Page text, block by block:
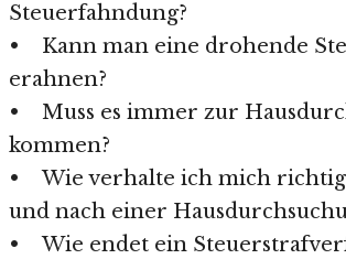
Steuerfahndung?
• Kann man eine drohende
erahnen?
• Muss es immer zur
kommen?
• Wie verhalte ich mich
und nach einer
• Wie endet ein